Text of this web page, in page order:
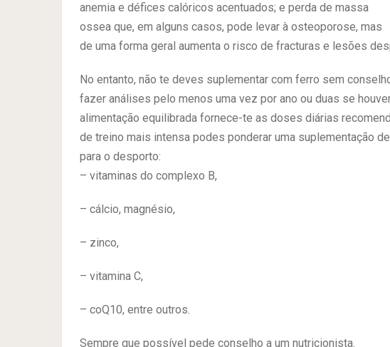
anemia e défices calóricos acentuados; e perda de massa
ossea que, em alguns casos, pode levar à osteoporose, mas
de uma forma geral aumenta o risco de fracturas e lesões
No entanto, não te deves suplementar com ferro sem
fazer análises pelo menos uma vez por ano ou duas se
alimentação equilibrada fornece-te as doses diárias
de treino mais intensa podes ponderar uma suplementação
para o desporto:
– vitaminas do complexo B,
– cálcio, magnésio,
– zinco,
– vitamina C,
– coQ10, entre outros.
Sempre que possível pede conselho a um nutricionista.